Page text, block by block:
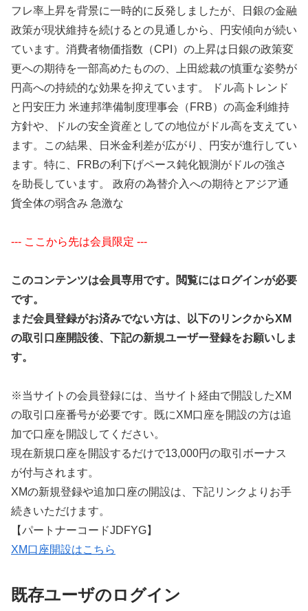
フレ率上昇を背景に一時的に反発しましたが、日銀の金融
政策が現状維持を続けるとの見通しから、円安傾向が続い
ています。消費者物価指数（CPI）の上昇は日銀の政策変
更への期待を一部高めたものの、上田総裁の慎重な姿勢が
円高への持続的な効果を抑えています。 ドル高トレンド
と円安圧力 米連邦準備制度理事会（FRB）の高金利維持
方針や、ドルの安全資産としての地位がドル高を支えてい
ます。この結果、日米金利差が広がり、円安が進行してい
ます。特に、FRBの利下げペース鈍化観測がドルの強さ
を助長しています。 政府の為替介入への期待とアジア通
貨全体の弱含み 急激な
--- ここから先は会員限定 ---
このコンテンツは会員専用です。閲覧にはログインが必要
です。
まだ会員登録がお済みでない方は、以下のリンクからXM
の取引口座開設後、下記の新規ユーザー登録をお願いしま
す。
※当サイトの会員登録には、当サイト経由で開設したXM
の取引口座番号が必要です。既にXM口座を開設の方は追
加で口座を開設してください。
現在新規口座を開設するだけで13,000円の取引ボーナス
が付与されます。
XMの新規登録や追加口座の開設は、下記リンクよりお手
続きいただけます。
【パートナーコードJDFYG】
XM口座開設はこちら
既存ユーザのログイン